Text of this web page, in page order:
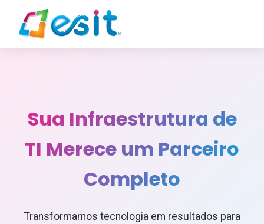
Sua Infraestrutura de
TI Merece um Parceiro
Completo
Transformamos tecnologia em resultados para